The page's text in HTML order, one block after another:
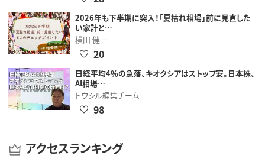
2026年も下半期に突入！「夏枯れ相場」前に見直した
い家計と…
横田 健一
20
日経平均4％の急落、キオクシアはストップ安。日本株、
AI相場…
トウシル編集チーム
98
アクセスランキング